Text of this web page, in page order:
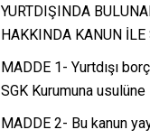
YURTDIŞINDA
HAKKINDA KANUN
MADDE 1- Yurtdışı
SGK Kurumuna
MADDE 2- Bu kanun